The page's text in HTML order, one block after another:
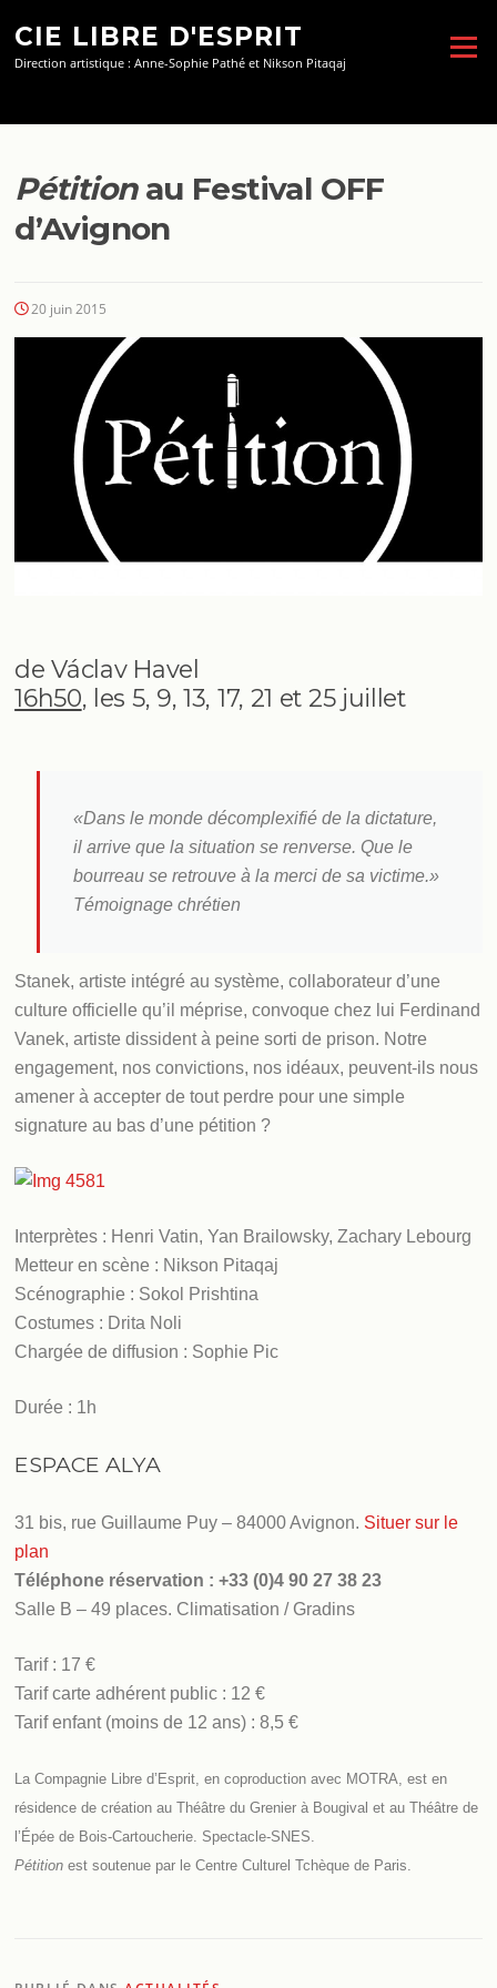
contenu
CIE LIBRE D'ESPRIT
Direction artistique : Anne-Sophie Pathé et Nikson Pitaqaj
Menu
Pétitionau Festival OFF
d’Avignon
20 juin 2015
de Václav Havel
16h50, les 5, 9, 13, 17, 21 et 25 juillet
«Dans le monde décomplexifié de la dictature,
il arrive que la situation se renverse. Que le
bourreau se retrouve à la merci de sa victime.»
Témoignage chrétien
Stanek, artiste intégré au système, collaborateur d’une
culture officielle qu’il méprise, convoque chez lui Ferdinand
Vanek, artiste dissident à peine sorti de prison. Notre
engagement, nos convictions, nos idéaux, peuvent-ils nous
amener à accepter de tout perdre pour une simple
signature au bas d’une pétition ?
Interprètes : Henri Vatin, Yan Brailowsky, Zachary Lebourg
Metteur en scène : Nikson Pitaqaj
Scénographie : Sokol Prishtina
Costumes : Drita Noli
Chargée de diffusion : Sophie Pic
Durée : 1h
ESPACE ALYA
31 bis, rue Guillaume Puy – 84000 Avignon. Situer sur le
plan
Téléphone réservation : +33 (0)4 90 27 38 23
Salle B – 49 places. Climatisation / Gradins
Tarif : 17 €
Tarif carte adhérent public : 12 €
Tarif enfant (moins de 12 ans) : 8,5 €
La Compagnie Libre d’Esprit, en coproduction avec MOTRA, est en
résidence de création au Théâtre du Grenier à Bougival et au Théâtre de
l’Épée de Bois-Cartoucherie. Spectacle-SNES.
Pétition est soutenue par le Centre Culturel Tchèque de Paris.